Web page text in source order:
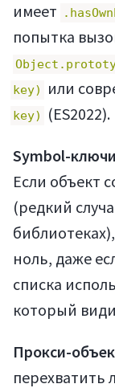
имеет
попытка
key)
или
key)
(ES2022).
Symbol-
Если объект
(редкий
библиотеках),
ноль, даже
списка
который
Прокси-
перехватить